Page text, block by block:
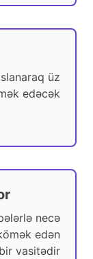
üz
edəcək.
necə
edən
bir vasitədir.